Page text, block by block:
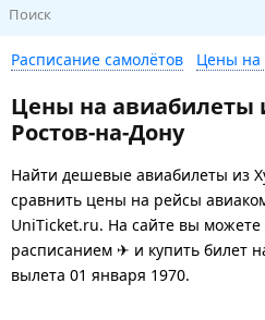
Поиск
Расписание самолётов Цены на
Цены на авиабилеты
Ростов-на-Дону
Найти дешевые авиабилеты из
сравнить цены на рейсы
UniTicket.ru. На сайте вы можете
расписанием ✈ и купить билет
вылета 01 января 1970.